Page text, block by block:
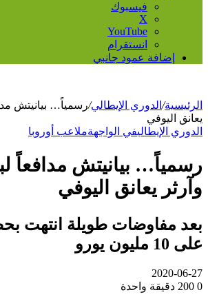
فيسبوك
‫X
‫YouTube
انستقرام
إضافة عمود جانبي
الرئيسية/ الدوري الإيطالي/رسمياً… بيانيتش
يعانق اليوفي
الدوري الإيطاليفي الواجهةملاعب أوروبا
رسمياً… بيانيتش مدافعاً
وآرثر يعانق اليوفي
بعد مفاوضات طويلة انتهت
على 10 مليون يورو
2020-06-27
0
دقيقة واحدة